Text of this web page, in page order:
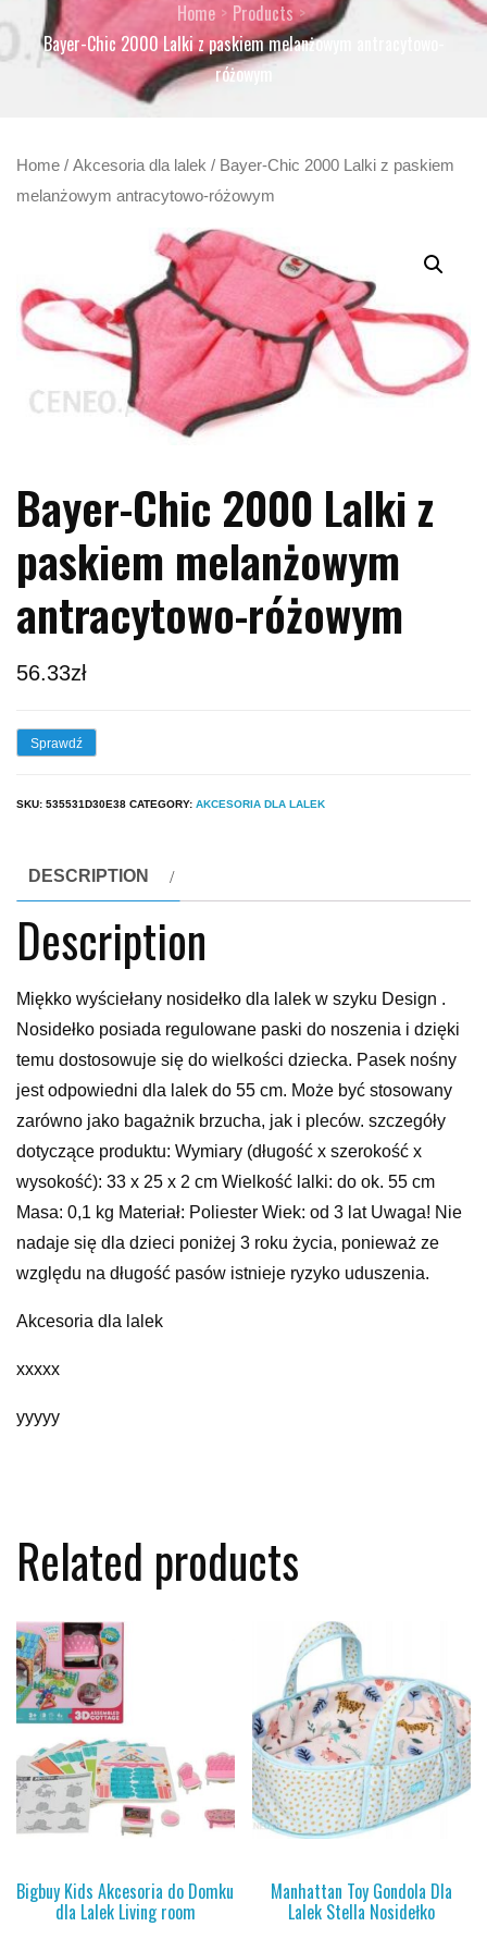
Home
Products
Bayer-Chic 2000 Lalki z paskiem melanżowym antracytowo-
różowym
Home / Akcesoria dla lalek / Bayer-Chic 2000 Lalki z paskiem
melanżowym antracytowo-różowym
Bayer-Chic 2000 Lalki z
paskiem melanżowym
antracytowo-różowym
56.33zł
Sprawdź
SKU: 535531D30E38 CATEGORY: AKCESORIA DLA LALEK
DESCRIPTION
Description
Miękko wyściełany nosidełko dla lalek w szyku Design .
Nosidełko posiada regulowane paski do noszenia i dzięki
temu dostosowuje się do wielkości dziecka. Pasek nośny
jest odpowiedni dla lalek do 55 cm. Może być stosowany
zarówno jako bagażnik brzucha, jak i pleców. szczegóły
dotyczące produktu: Wymiary (długość x szerokość x
wysokość): 33 x 25 x 2 cm Wielkość lalki: do ok. 55 cm
Masa: 0,1 kg Materiał: Poliester Wiek: od 3 lat Uwaga! Nie
nadaje się dla dzieci poniżej 3 roku życia, ponieważ ze
względu na długość pasów istnieje ryzyko uduszenia.
Akcesoria dla lalek
xxxxx
yyyyy
Related products
Bigbuy Kids Akcesoria do Domku
dla Lalek Living room
Manhattan Toy Gondola Dla
Lalek Stella Nosidełko